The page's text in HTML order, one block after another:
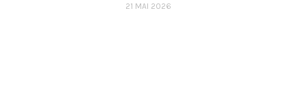
21 MAI 2026